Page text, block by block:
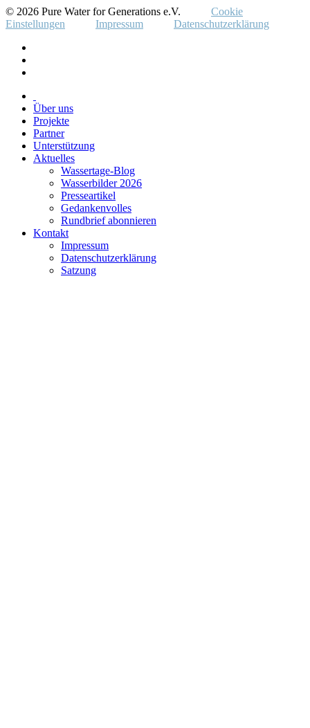
© 2026 Pure Water for Generations e.V.
Cookie
Einstellungen
Impressum Datenschutzerklärung
Über uns
Projekte
Partner
Unterstützung
Aktuelles
Wassertage-Blog
Wasserbilder 2026
Presseartikel
Gedankenvolles
Rundbrief abonnieren
Kontakt
Impressum
Datenschutzerklärung
Satzung